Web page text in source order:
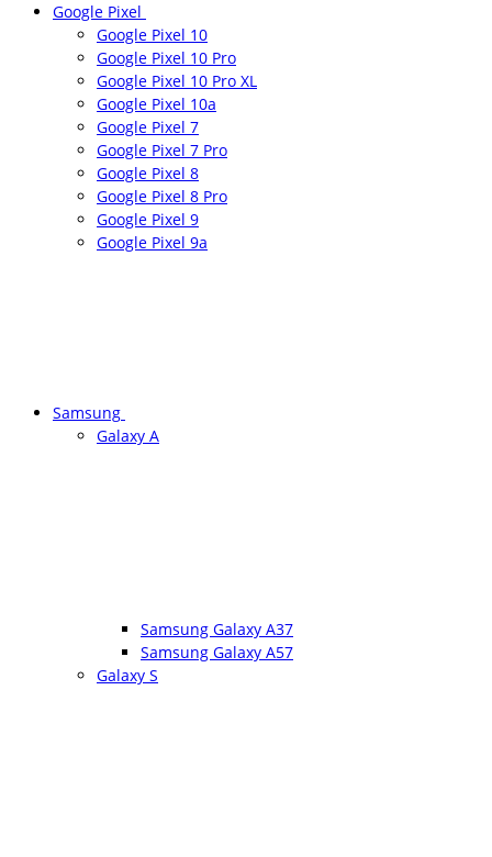
Google Pixel
Google Pixel 10
Google Pixel 10 Pro
Google Pixel 10 Pro XL
Google Pixel 10a
Google Pixel 7
Google Pixel 7 Pro
Google Pixel 8
Google Pixel 8 Pro
Google Pixel 9
Google Pixel 9a
Samsung
Galaxy A
Samsung Galaxy A37
Samsung Galaxy A57
Galaxy S